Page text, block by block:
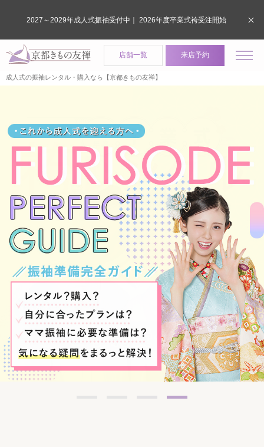
店舗一覧 来店予約
成人式の振袖レンタル・購入なら【京都きもの友禅】
2027～2029年成人式振袖受付中｜ 2026年度卒業式袴受注開始